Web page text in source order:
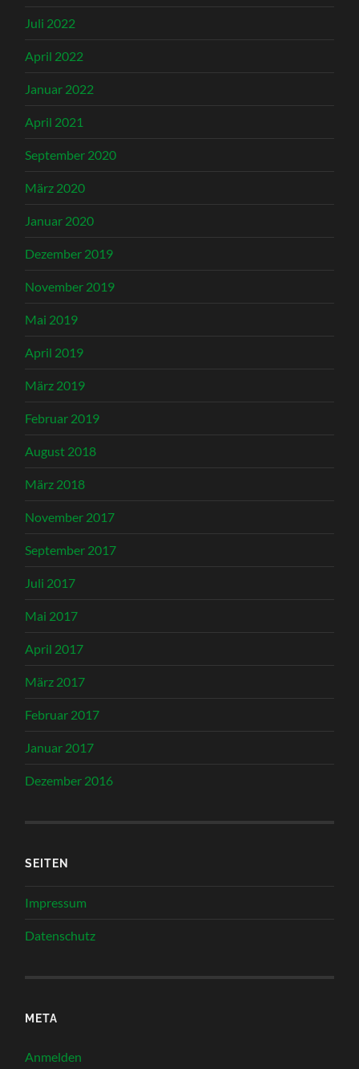
Juli 2022
April 2022
Januar 2022
April 2021
September 2020
März 2020
Januar 2020
Dezember 2019
November 2019
Mai 2019
April 2019
März 2019
Februar 2019
August 2018
März 2018
November 2017
September 2017
Juli 2017
Mai 2017
April 2017
März 2017
Februar 2017
Januar 2017
Dezember 2016
SEITEN
Impressum
Datenschutz
META
Anmelden